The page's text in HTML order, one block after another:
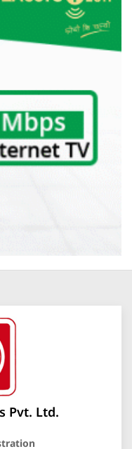
Pvt. Ltd.